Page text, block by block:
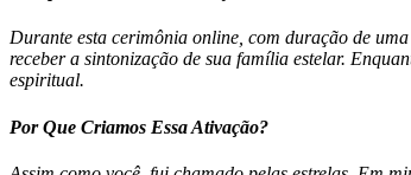
Durante esta cerimônia online, com duração de
receber a sintonização de sua família estelar.
espiritual.
Por Que Criamos Essa Ativação?